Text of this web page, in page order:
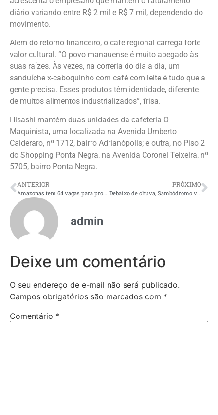
diário variando entre R$ 2 mil e R$ 7 mil, dependendo do
movimento.
Além do retorno financeiro, o café regional carrega forte
valor cultural. “O povo manauense é muito apegado às
suas raízes. Às vezes, na correria do dia a dia, um
sanduíche x-caboquinho com café com leite é tudo que a
gente precisa. Esses produtos têm identidade, diferente
de muitos alimentos industrializados”, frisa.
Hisashi mantém duas unidades da cafeteria O
Maquinista, uma localizada na Avenida Umberto
Calderaro, nº 1712, bairro Adrianópolis; e outra, no Piso 2
do Shopping Ponta Negra, na Avenida Coronel Teixeira, nº
5705, bairro Ponta Negra.
ANTERIOR PRÓXIMO
Debaixo de chuva, Sambódromo vira arena na abertura do Bar do Boi Caprichoso em Manaus
admin
Deixe um comentário
O seu endereço de e-mail não será publicado.
Campos obrigatórios são marcados com *
Comentário *